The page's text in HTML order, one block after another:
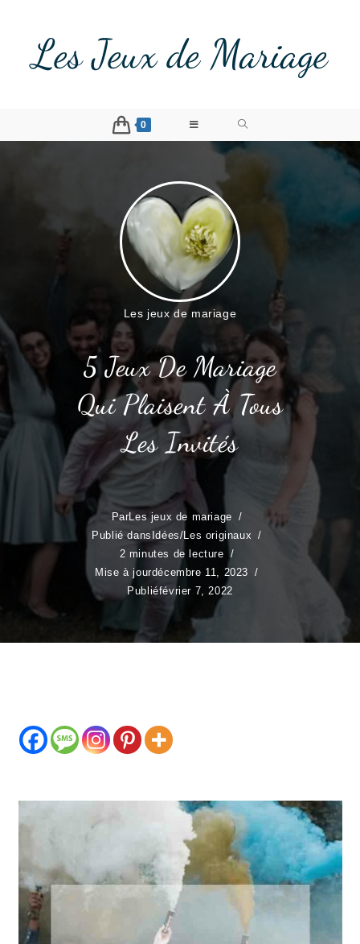
Les Jeux de Mariage
0
Les jeux de mariage
5 Jeux De Mariage
Qui Plaisent À Tous
Les Invités
ParLes jeux de mariage
Publié dans Idées/Les originaux
2 minutes de lecture
Mise à jourdécembre 11, 2023
Publiéfévrier 7, 2022